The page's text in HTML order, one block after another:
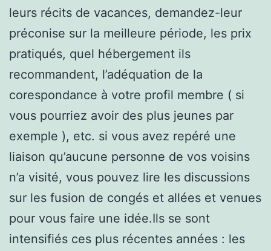
leurs récits de vacances, demandez-leur
préconise sur la meilleure période, les prix
pratiqués, quel hébergement ils
recommandent, l’adéquation de la
corespondance à votre profil membre ( si
vous pourriez avoir des plus jeunes par
exemple ), etc. si vous avez repéré une
liaison qu’aucune personne de vos voisins
n’a visité, vous pouvez lire les discussions
sur les fusion de congés et allées et venues
pour vous faire une idée.Ils se sont
intensifiés ces plus récentes années : les